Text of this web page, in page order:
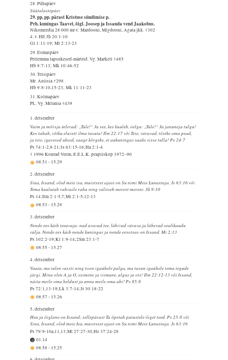
28. Pühapäev
Süütalastepäev
29. pp, pp. pärast Kristuse sündimise p.
Prh. kuningas Taavet, õigl. Joosep ja Issanda vend Jaakobus.
Nikomeedia 28 000 mr-t: Mardooni, Migdooni, Agata jkk. †302
4. v. HE Jh 20:1-10
Gl 1:11-19; Mt 2:13-23
29. Esmaspäev
Petlemma lapsukesed-märtrid. Vg. Markell †485
Hb 8:7-13; Mk 10:46-52
30. Teisipäev
Mr. Aniisia †298
Hb 9:8-10,15-23; Mk 11:11-23
31. Kolmapäev
PL. Vg. Melania †439
1. detsember
Vaim ja mõrsja ütlevad: „Tule!“ Ja see, kes kuuleb, öelgu: „Tule!“ Ja januneja tulgu!
Kes tahab, võtku eluvett ilma tasuta! Ilm 22:17 või Teie, väravad, tõstke oma pead,
ja teie, igavesed uksed, saage kõrgeks, et aukuningas saaks sisse tulla! Ps 24:7
Ps 74:1-2,9-21;Js 63:15-16;Ha 2:1-4
† 1996 Konrad Veem, E.E.L.K. peapiiskop 1972–90
08.51- 15.29
2. detsember
Sina, Issand, oled meie isa, muistsest ajast on Su nimi Meie Lunastaja. Js 63:16 või
Tema kuulutab rahvaile rahu ning valitseb merest mereni. Sk 9:10
Ps 14;Ilm 2:1-5,7;Mi 2:1-5,12-13
08.53- 15.28
3. detsember
Nende ees käib teeavaja: nad avavad tee, läbivad värava ja lähevad sealtkaudu
välja. Nende ees käib nende kuningas ja nende eesotsas on Issand. Mi 2:13
Ps 102:2-19;Kl 1:9-14;2Sm 23:1-7
08.55- 15.27
4. detsember
Vaata, ma tulen varsti ning toon igaühele palga, ma tasun igaühele tema tegude
järgi. Mina olen A ja O, esimene ja viimane, algus ja ots! Ilm 22:12-13 või Issand,
näita meile oma heldust ja anna meile oma abi! Ps 85:8
Ps 72:1,13-19;Lk 3:7-14;Jr 30:18-22
08.57- 15.26
5. detsember
Hea ja õiglane on Issand; sellepärast Ta õpetab patustele õiget teed. Ps 25:8 või
Sina, Issand, oled meie Isa, muistsest ajast on Su nimi Meie Lunastaja. Js 63:16
Ps 79:9-10a,11,13;Mt 27:27-30;Hs 37:24-28
01.14
08.58- 15.25